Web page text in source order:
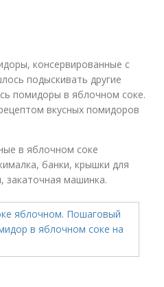
консервированные с
подыскивать другие
помидоры в яблочном соке.
вкусных помидоров
в яблочном соке
банки, крышки для
закаточная машинка.